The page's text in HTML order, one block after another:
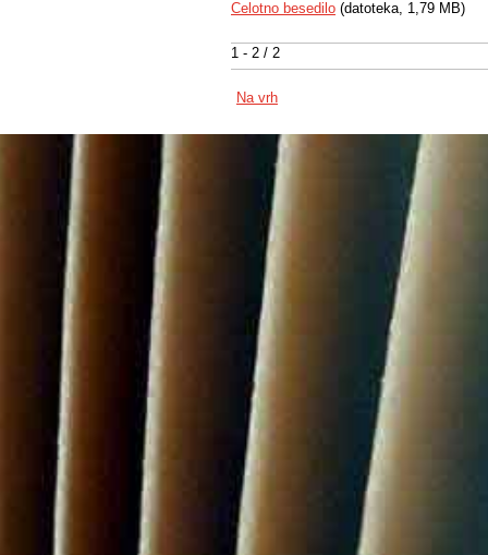
1 - 2 / 2
Celotno besedilo (datoteka, 1,79 MB)
Na vrh